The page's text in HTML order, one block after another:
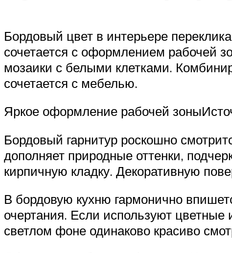
Бордовый цвет в интерьере
сочетается с оформлением рабочей
мозаики с белыми клетками.
сочетается с мебелью.
Яркое оформление рабочей
Бордовый гарнитур роскошно
дополняет природные оттенки,
кирпичную кладку. Декоративную
В бордовую кухню гармонично
очертания. Если используют цветные
светлом фоне одинаково красиво